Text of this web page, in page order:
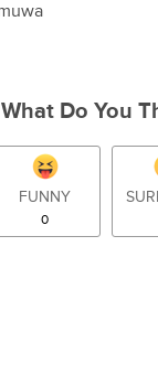
What Do You
FUNNY
0